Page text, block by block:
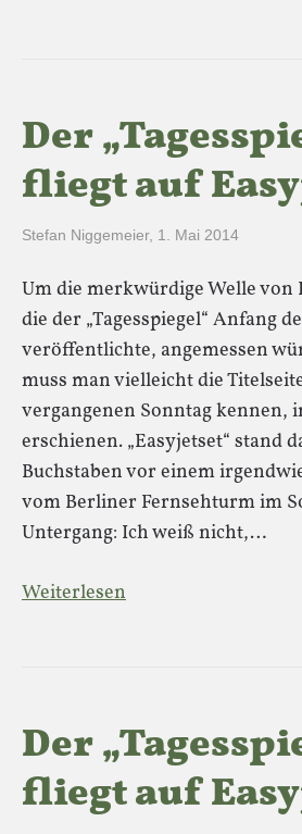
Der
fliegt auf
Stefan Niggemeier, 1. Mai 2014
Um die merkwürdige Welle
die der „Tagesspiegel“ Anfang
veröffentlichte, angemessen
muss man vielleicht die
vergangenen Sonntag kennen,
erschienen. „Easyjetset“ stand
Buchstaben vor einem
vom Berliner Fernsehturm im
Untergang: Ich weiß nicht,…
Weiterlesen
Der
fliegt auf